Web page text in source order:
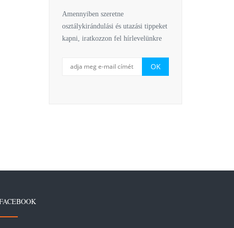
Amennyiben szeretne
osztálykirándulási és utazási tippeket
kapni, iratkozzon fel hírlevelünkre